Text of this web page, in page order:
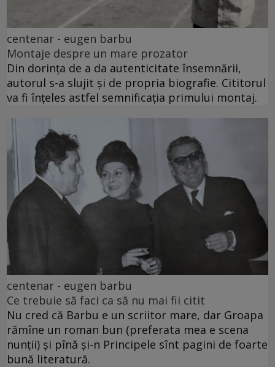
centenar - eugen barbu
Montaje despre un mare prozator
Din dorința de a da autenticitate însemnării,
autorul s-a slujit și de propria biografie. Cititorul
va fi înțeles astfel semnificația primului montaj.
centenar - eugen barbu
Ce trebuie să faci ca să nu mai fii citit
Nu cred că Barbu e un scriitor mare, dar Groapa
rămîne un roman bun (preferata mea e scena
nunții) și pînă și-n Principele sînt pagini de foarte
bună literatură.